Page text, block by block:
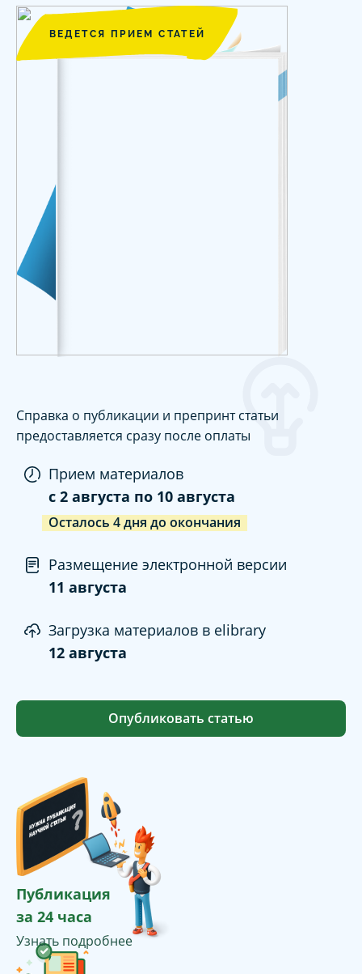
ВЕДЕТСЯ ПРИЕМ СТАТЕЙ
Справка о публикации и препринт статьи
предоставляется сразу после оплаты
Прием материалов
c 2 августа по 10 августа
Осталось 4дня до окончания
Размещение электронной версии
11 августа
Загрузка материалов в elibrary
12 августа
Опубликовать статью
Публикация
за 24 часа
Узнать подробнее